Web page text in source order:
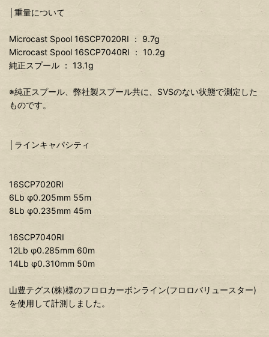
│重量について
Microcast Spool 16SCP7020RI ： 9.7g
Microcast Spool 16SCP7040RI ： 10.2g
純正スプール ： 13.1g
※純正スプール、弊社製スプール共に、SVSのない状態で測定した
ものです。
│ラインキャパシティ
16SCP7020RI
6Lb φ0.205mm 55m
8Lb φ0.235mm 45m
16SCP7040RI
12Lb φ0.285mm 60m
14Lb φ0.310mm 50m
山豊テグス(株)様のフロロカーボンライン(フロロバリュースター)
を使用して計測しました。